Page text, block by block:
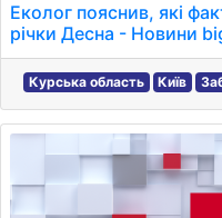
Еколог пояснив, які
річки Десна - Новини
Курська область Київ